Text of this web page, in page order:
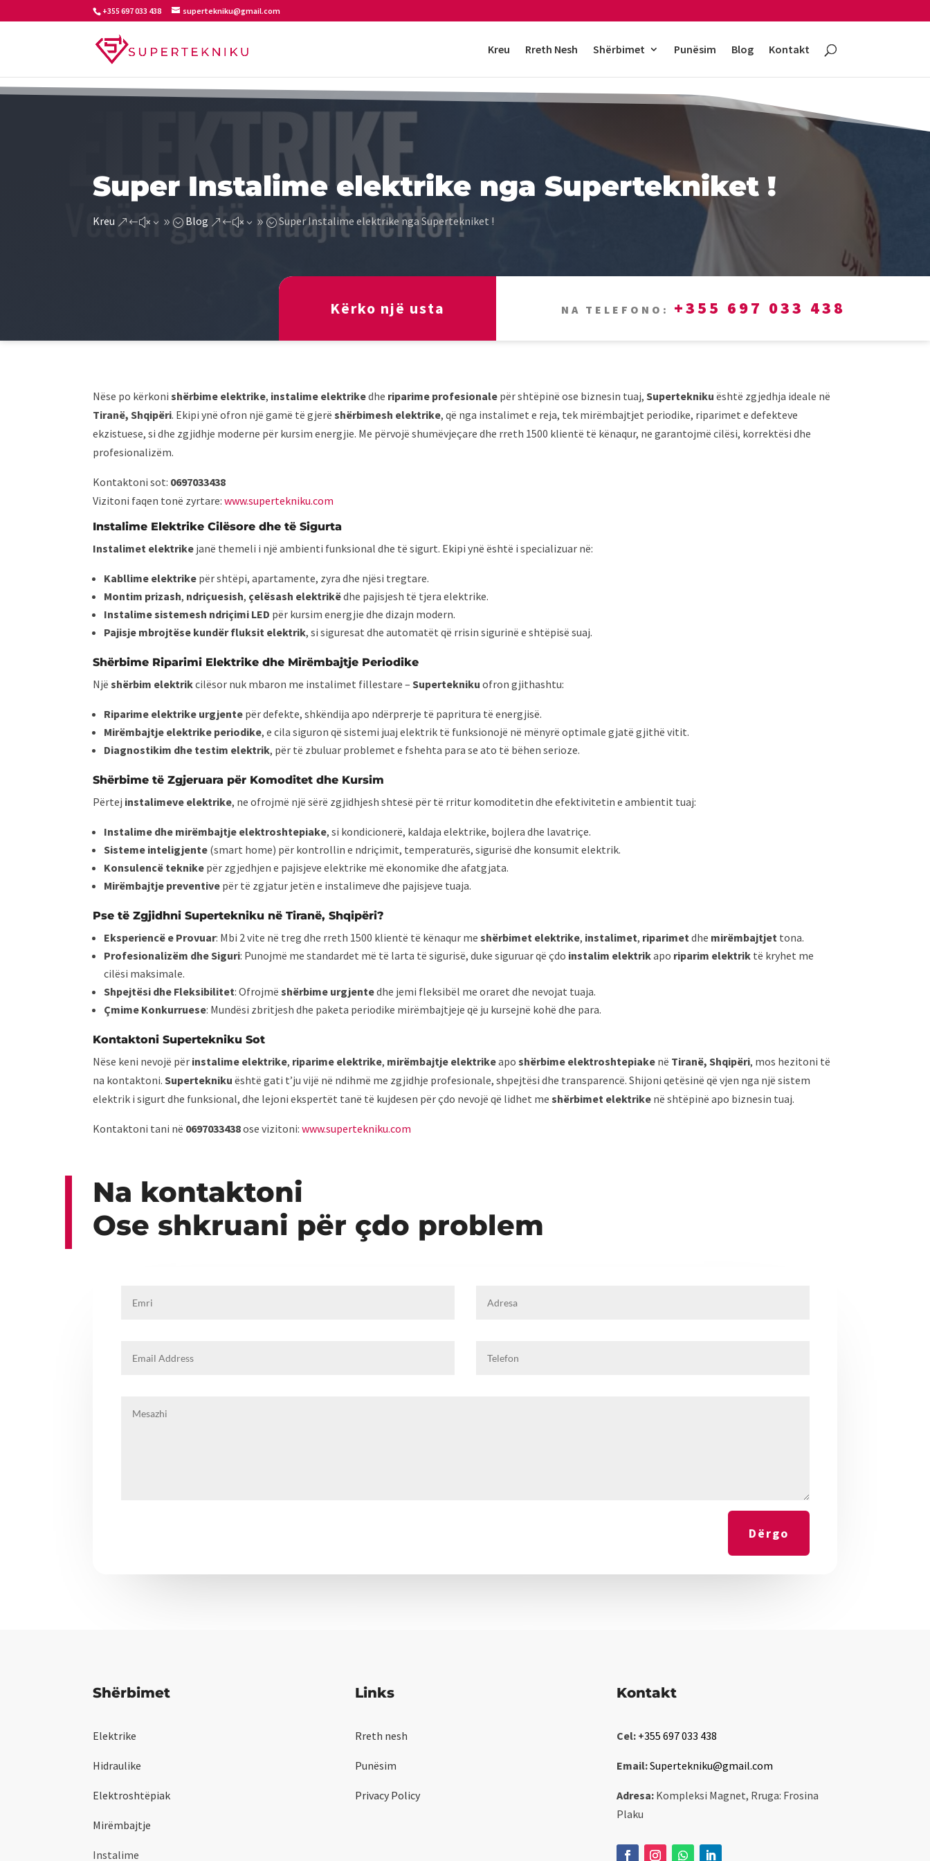
+355 697 033 438 supertekniku@gmail.com
Kreu Rreth Nesh Shërbimet Punësim Blog Kontakt
Super Instalime elektrike nga Supertekniket !
Kreu &#x39; Blog &#x39; Super Instalime elektrike nga Supertekniket !
Kërko një usta NA TELEFONO: +355 697 033 438
Nëse po kërkonishërbime elektrike, instalime elektrikedhe riparime profesionale për shtëpinë ose biznesin tuaj,Supertekniku është zgjedhja ideale në
Tiranë, Shqipëri. Ekipi ynë ofron një gamë të gjerëshërbimesh elektrike, që nga instalimet e reja, tek mirëmbajtjet periodike, riparimet e defekteve
ekzistuese, si dhe zgjidhje moderne për kursim energjie. Me përvojë shumëvjeçare dhe rreth 1500 klientë të kënaqur, ne garantojmë cilësi, korrektësi dhe
profesionalizëm.
Kontaktoni sot: 0697033438
Vizitoni faqen tonë zyrtare:www.supertekniku.com
Instalime Elektrike Cilësore dhe të Sigurta
Instalimet elektrike janë themeli i një ambienti funksional dhe të sigurt. Ekipi ynë është i specializuar në:
Kabllime elektrike për shtëpi, apartamente, zyra dhe njësi tregtare.
Montim prizash, ndriçuesish, çelësash elektrikëdhe pajisjesh të tjera elektrike.
Instalime sistemesh ndriçimi LED për kursim energjie dhe dizajn modern.
Pajisje mbrojtëse kundër fluksit elektrik, si siguresat dhe automatët që rrisin sigurinë e shtëpisë suaj.
Shërbime Riparimi Elektrike dhe Mirëmbajtje Periodike
Njëshërbim elektrikcilësor nuk mbaron me instalimet fillestare –Supertekniku ofron gjithashtu:
Riparime elektrike urgjente për defekte, shkëndija apo ndërprerje të papritura të energjisë.
Mirëmbajtje elektrike periodike, e cila siguron që sistemi juaj elektrik të funksionojë në mënyrë optimale gjatë gjithë vitit.
Diagnostikim dhe testim elektrik, për të zbuluar problemet e fshehta para se ato të bëhen serioze.
Shërbime të Zgjeruara për Komoditet dhe Kursim
Përtej instalimeve elektrike, ne ofrojmë një sërë zgjidhjesh shtesë për të rritur komoditetin dhe efektivitetin e ambientit tuaj:
Instalime dhe mirëmbajtje elektroshtepiake, si kondicionerë, kaldaja elektrike, bojlera dhe lavatriçe.
Sisteme inteligjente (smart home) për kontrollin e ndriçimit, temperaturës, sigurisë dhe konsumit elektrik.
Konsulencë teknike për zgjedhjen e pajisjeve elektrike më ekonomike dhe afatgjata.
Mirëmbajtje preventive për të zgjatur jetën e instalimeve dhe pajisjeve tuaja.
Pse të Zgjidhni Supertekniku në Tiranë, Shqipëri?
Eksperiencë e Provuar: Mbi 2 vite në treg dhe rreth 1500 klientë të kënaqur meshërbimet elektrike, instalimet, riparimet dhe mirëmbajtjet tona.
Profesionalizëm dhe Siguri: Punojmë me standardet më të larta të sigurisë, duke siguruar që çdo instalim elektrikapo riparim elektrik të kryhet me
cilësi maksimale.
Shpejtësi dhe Fleksibilitet: Ofrojmëshërbime urgjentedhe jemi fleksibël me oraret dhe nevojat tuaja.
Çmime Konkurruese: Mundësi zbritjesh dhe paketa periodike mirëmbajtjeje që ju kursejnë kohë dhe para.
Kontaktoni Supertekniku Sot
Nëse keni nevojë për instalime elektrike, riparime elektrike, mirëmbajtje elektrikeaposhërbime elektroshtepiake në Tiranë, Shqipëri, mos hezitoni të
na kontaktoni.Supertekniku është gati t’ju vijë në ndihmë me zgjidhje profesionale, shpejtësi dhe transparencë. Shijoni qetësinë që vjen nga një sistem
elektrik i sigurt dhe funksional, dhe lejoni ekspertët tanë të kujdesen për çdo nevojë që lidhet meshërbimet elektrike në shtëpinë apo biznesin tuaj.
Kontaktoni tani në 0697033438ose vizitoni:www.supertekniku.com
Na kontaktoni
Ose shkruani për çdo problem
Dërgo
Shërbimet
Elektrike
Hidraulike
Elektroshtëpiak
Mirëmbajtje
Instalime
Links
Rreth nesh
Punësim
Privacy Policy
Kontakt
Cel: +355 697 033 438
Email:Supertekniku@gmail.com
Adresa: Kompleksi Magnet, Rruga: Frosina
Plaku